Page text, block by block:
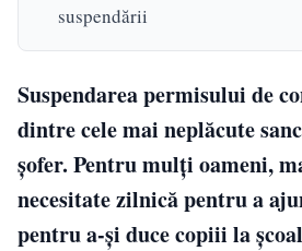
suspendării
Suspendarea permisului de
dintre cele mai neplăcute
șofer. Pentru mulți oameni,
necesitate zilnică pentru a
pentru a-și duce copiii la